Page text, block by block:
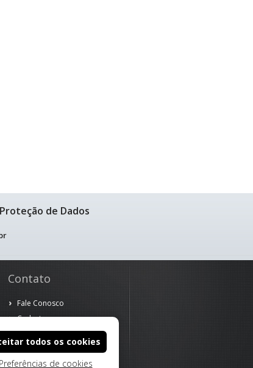
de Dados
Contato
Fale Conosco
Cadastre-se
todos os cookies
Preferências de cookies